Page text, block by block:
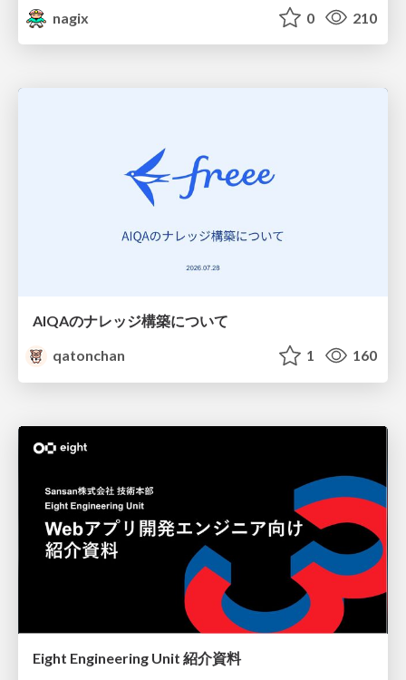
nagix
0 210
AIQAのナレッジ構築について
qatonchan
1 160
Eight Engineering Unit 紹介資料